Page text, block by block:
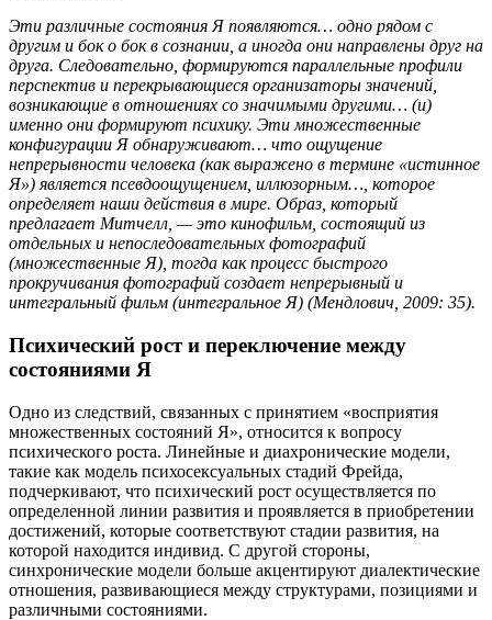
Эти различные состояния Я появляются… одно рядом с
другим и бок о бок в сознании, а иногда они направлены друг на
друга. Следовательно, формируются параллельные профили
перспектив и перекрывающиеся организаторы значений,
возникающие в отношениях со значимыми другими… (и)
именно они формируют психику. Эти множественные
конфигурации Я обнаруживают… что ощущение
непрерывности человека (как выражено в термине «истинное
Я») является псевдоощущением, иллюзорным…, которое
определяет наши действия в мире. Образ, который
предлагает Митчелл, — это кинофильм, состоящий из
отдельных и непоследовательных фотографий
(множественные Я), тогда как процесс быстрого
прокручивания фотографий создает непрерывный и
интегральный фильм (интегральное Я) (Мендлович, 2009: 35).
Психический рост и переключение между
состояниями Я
Одно из следствий, связанных с принятием «восприятия
множественных состояний Я», относится к вопросу
психического роста. Линейные и диахронические модели,
такие как модель психосексуальных стадий Фрейда,
подчеркивают, что психический рост осуществляется по
определенной линии развития и проявляется в приобретении
достижений, которые соответствуют стадии развития, на
которой находится индивид. С другой стороны,
синхронические модели больше акцентируют диалектические
отношения, развивающиеся между структурами, позициями и
различными состояниями.